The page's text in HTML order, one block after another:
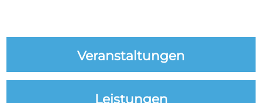
Veranstaltungen
Leistungen